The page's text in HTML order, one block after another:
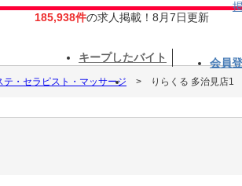
185,938件の求人掲載！8月7日更新
キープしたバイト 会員
テ・セラピスト・マッサージ りらくる 多治見店1